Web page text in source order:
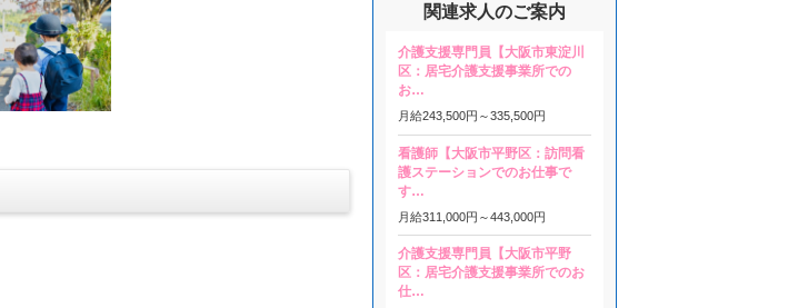
関連求人のご案内
介護支援専門員【大阪市東淀川
区：居宅介護支援事業所での
お…
月給243,500円～335,500円
看護師【大阪市平野区：訪問看
護ステーションでのお仕事で
す…
月給311,000円～443,000円
介護支援専門員【大阪市平野
区：居宅介護支援事業所でのお
仕…